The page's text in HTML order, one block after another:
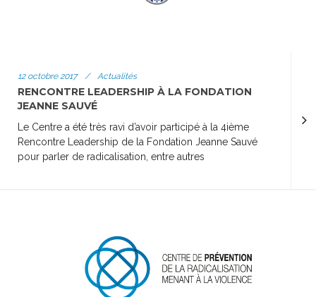
12 octobre 2017 / Actualités
RENCONTRE LEADERSHIP À LA FONDATION
JEANNE SAUVÉ
Le Centre a été très ravi d’avoir participé à la 4ième
Rencontre Leadership de la Fondation Jeanne Sauvé
pour parler de radicalisation, entre autres